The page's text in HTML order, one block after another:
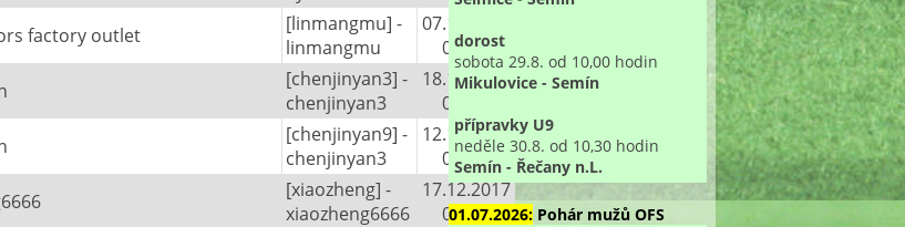
factory outlet
[linmangmu] -
linmangmu
07.11.2017
08:26:33
[chenjinyan3] -
chenjinyan3
18.11.2017
03:20:50
[chenjinyan9] -
chenjinyan3
12.12.2017
04:50:36
[xiaozheng] -
xiaozheng6666
17.12.2017
07:42:05
dorost
sobota 29.8. od 10,00 hodin
Mikulovice - Semín
přípravky U9
neděle 30.8. od 10,30 hodin
Semín - Řečany n.L.
01.07.2026: Pohár mužů OFS